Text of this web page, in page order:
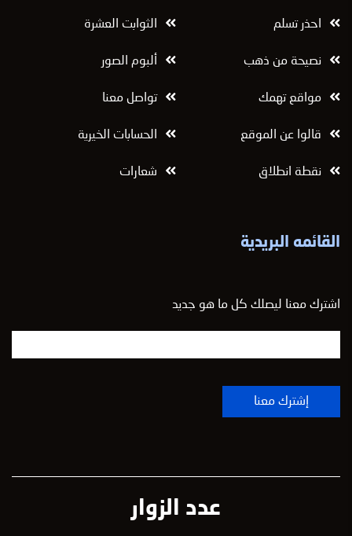
احذر تسلم الثوابت العشرة
نصيحة من ذهب ألبوم الصور
مواقع تهمك تواصل معنا
قالوا عن الموقع الحسابات الخيرية
نقطة انطلاق شعارات
القائمه البريدية
اشترك معنا ليصلك كل ما هو جديد
عدد الزوار